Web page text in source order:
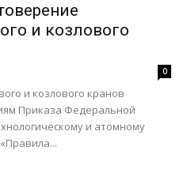
и козлового
0
и козлового кранов
Приказа Федеральной
и атомному